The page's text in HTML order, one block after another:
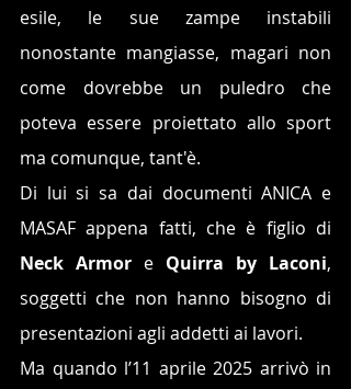
esile, le sue zampe instabili
nonostante mangiasse, magari non
come dovrebbe un puledro che
poteva essere proiettato allo sport
ma comunque, tant'è.
Di lui si sa dai documenti ANICA e
Neck Armor e Quirra by Laconi,
soggetti che non hanno bisogno di
presentazioni agli addetti ai lavori.
Ma quando l’11 aprile 2025 arrivò in